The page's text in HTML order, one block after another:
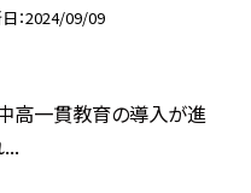
2024/09/09
高一貫教育の導入が進